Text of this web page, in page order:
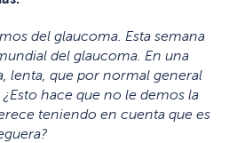
del glaucoma. Esta semana
del glaucoma. En una
lenta, que por normal general
hace que no le demos la
teniendo en cuenta que es